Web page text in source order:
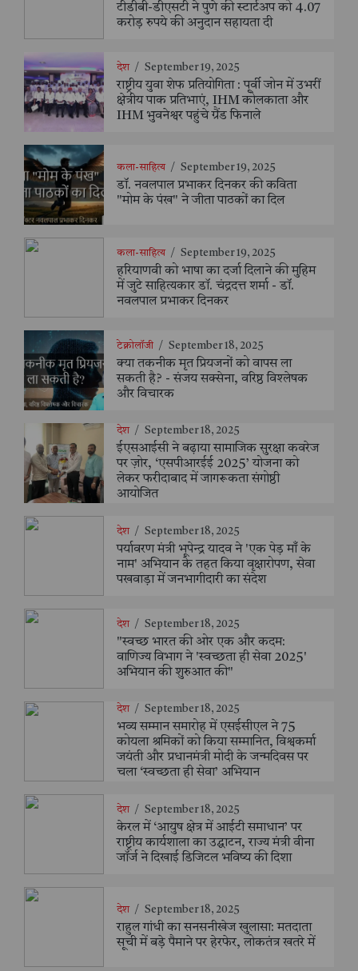
टीडीबी-डीएसटी ने पुणे की स्टार्टअप को 4.07
करोड़ रुपये की अनुदान सहायता दी
देश / September 19, 2025
राष्ट्रीय युवा शेफ प्रतियोगिता : पूर्वी जोन में उभरीं
क्षेत्रीय पाक प्रतिभाएं, IHM कोलकाता और
IHM भुवनेश्वर पहुंचे ग्रैंड फिनाले
कला-साहित्य / September 19, 2025
डॉ. नवलपाल प्रभाकर दिनकर की कविता
"मोम के पंख" ने जीता पाठकों का दिल
कला-साहित्य / September 19, 2025
हरियाणवी को भाषा का दर्जा दिलाने की मुहिम
में जुटे साहित्यकार डॉ. चंद्रदत्त शर्मा - डॉ.
नवलपाल प्रभाकर दिनकर
टेक्नोलॉजी / September 18, 2025
क्या तकनीक मृत प्रियजनों को वापस ला
सकती है? - संजय सक्सेना, वरिष्ठ विश्लेषक
और विचारक
देश / September 18, 2025
ईएसआईसी ने बढ़ाया सामाजिक सुरक्षा कवरेज
पर ज़ोर, ‘एसपीआरईई 2025’ योजना को
लेकर फरीदाबाद में जागरूकता संगोष्ठी
आयोजित
देश / September 18, 2025
पर्यावरण मंत्री भूपेन्द्र यादव ने 'एक पेड़ माँ के
नाम' अभियान के तहत किया वृक्षारोपण, सेवा
पखवाड़ा में जनभागीदारी का संदेश
देश / September 18, 2025
"स्वच्छ भारत की ओर एक और कदम:
वाणिज्य विभाग ने 'स्वच्छता ही सेवा 2025'
अभियान की शुरुआत की"
देश / September 18, 2025
भव्य सम्मान समारोह में एसईसीएल ने 75
कोयला श्रमिकों को किया सम्मानित, विश्वकर्मा
जयंती और प्रधानमंत्री मोदी के जन्मदिवस पर
चला ‘स्वच्छता ही सेवा’ अभियान
देश / September 18, 2025
केरल में ‘आयुष क्षेत्र में आईटी समाधान’ पर
राष्ट्रीय कार्यशाला का उद्घाटन, राज्य मंत्री वीना
जॉर्ज ने दिखाई डिजिटल भविष्य की दिशा
देश / September 18, 2025
राहुल गांधी का सनसनीखेज खुलासा: मतदाता
सूची में बड़े पैमाने पर हेरफेर, लोकतंत्र खतरे में